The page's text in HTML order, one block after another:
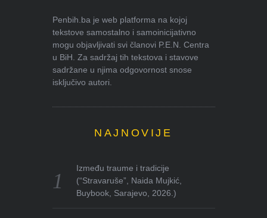
Penbih.ba je web platforma na kojoj
tekstove samostalno i samoinicijativno
mogu objavljivati svi članovi P.E.N. Centra
u BiH. Za sadržaj tih tekstova i stavove
sadržane u njima odgovornost snose
isključivo autori.
NAJNOVIJE
Između traume i tradicije
(“Stravaruše”, Naida Mujkić,
Buybook, Sarajevo, 2026.)